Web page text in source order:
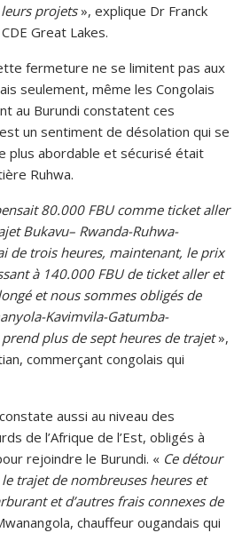
projets», explique Dr Franck
Great Lakes.
fermeture ne se limitent pas aux
seulement, même les Congolais
au Burundi constatent ces
un sentiment de désolation qui se
plus abordable et sécurisé était
Ruhwa.
80.000 FBU comme ticket aller
Bukavu– Rwanda-Ruhwa-
de trois heures, maintenant, le prix
à 140.000 FBU de ticket aller et
et nous sommes obligés de
Kavimvila-Gatumba-
plus de sept heures de trajet»,
commerçant congolais qui
aussi au niveau des
de l’Afrique de l’Est, obligés à
rejoindre le Burundi. « Ce détour
trajet de nombreuses heures et
et d’autres frais connexes de
chauffeur ougandais qui